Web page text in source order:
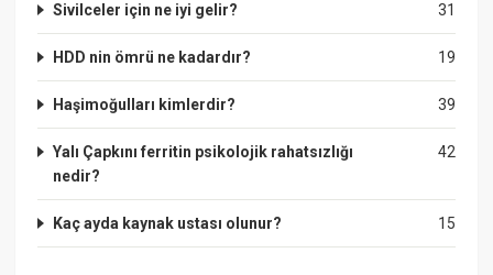
31
Sivilceler için ne iyi gelir?
19
HDD nin ömrü ne kadardır?
39
Haşimoğulları kimlerdir?
42
Yalı Çapkını ferritin psikolojik rahatsızlığı
nedir?
15
Kaç ayda kaynak ustası olunur?